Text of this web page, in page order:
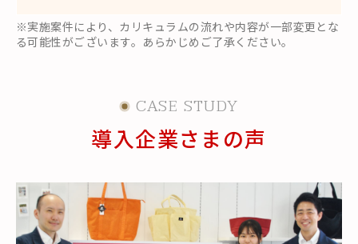
※実施案件により、カリキュラムの流れや内容が一部変更とな
る可能性がございます。あらかじめご了承ください。
CASE STUDY
導入企業さまの声